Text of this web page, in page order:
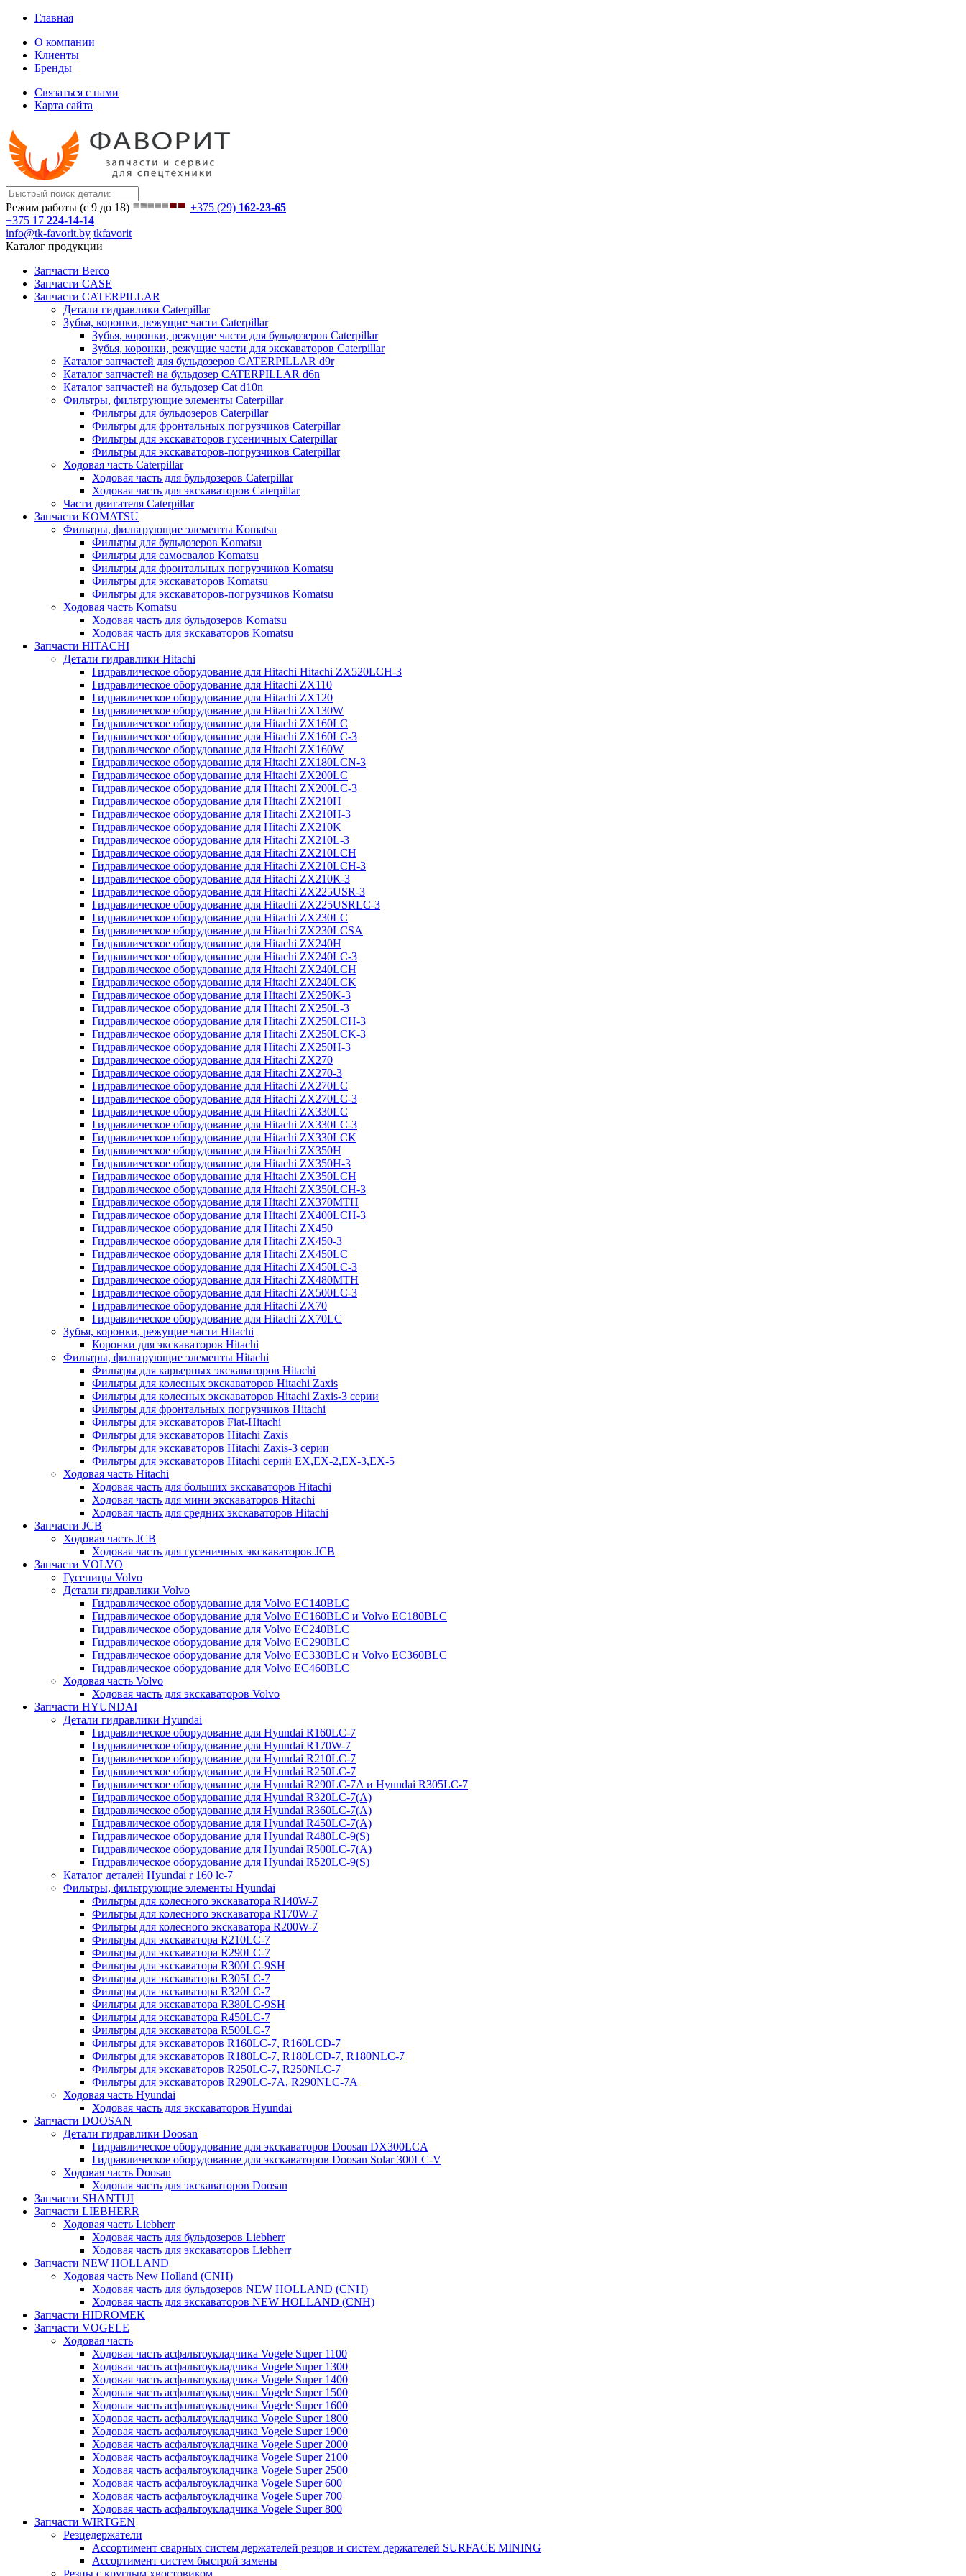
Главная
О компании
Клиенты
Бренды
Связаться с нами
Карта сайта
Режим работы (с 9 до 18) +375 (29) 162-23-65
+375 17 224-14-14
info@tk-favorit.by tkfavorit
Каталог продукции
Запчасти Berco
Запчасти CASE
Запчасти CATERPILLAR
Детали гидравлики Caterpillar
Зубья, коронки, режущие части Caterpillar
Зубья, коронки, режущие части для бульдозеров Caterpillar
Зубья, коронки, режущие части для экскаваторов Caterpillar
Каталог запчастей для бульдозеров CATERPILLAR d9r
Каталог запчастей на бульдозер CATERPILLAR d6n
Каталог запчастей на бульдозер Сat d10n
Фильтры, фильтрующие элементы Caterpillar
Фильтры для бульдозеров Caterpillar
Фильтры для фронтальных погрузчиков Caterpillar
Фильтры для экскаваторов гусеничных Caterpillar
Фильтры для экскаваторов-погрузчиков Caterpillar
Ходовая часть Caterpillar
Ходовая часть для бульдозеров Caterpillar
Ходовая часть для экскаваторов Caterpillar
Части двигателя Caterpillar
Запчасти KOMATSU
Фильтры, фильтрующие элементы Komatsu
Фильтры для бульдозеров Komatsu
Фильтры для самосвалов Komatsu
Фильтры для фронтальных погрузчиков Komatsu
Фильтры для экскаваторов Komatsu
Фильтры для экскаваторов-погрузчиков Komatsu
Ходовая часть Komatsu
Ходовая часть для бульдозеров Komatsu
Ходовая часть для экскаваторов Komatsu
Запчасти HITACHI
Детали гидравлики Hitachi
Гидравлическое оборудование для Hitachi Hitachi ZX520LCH-3
Гидравлическое оборудование для Hitachi ZX110
Гидравлическое оборудование для Hitachi ZX120
Гидравлическое оборудование для Hitachi ZX130W
Гидравлическое оборудование для Hitachi ZX160LC
Гидравлическое оборудование для Hitachi ZX160LC-3
Гидравлическое оборудование для Hitachi ZX160W
Гидравлическое оборудование для Hitachi ZX180LCN-3
Гидравлическое оборудование для Hitachi ZX200LC
Гидравлическое оборудование для Hitachi ZX200LC-3
Гидравлическое оборудование для Hitachi ZX210H
Гидравлическое оборудование для Hitachi ZX210H-3
Гидравлическое оборудование для Hitachi ZX210K
Гидравлическое оборудование для Hitachi ZX210L-3
Гидравлическое оборудование для Hitachi ZX210LCH
Гидравлическое оборудование для Hitachi ZX210LCH-3
Гидравлическое оборудование для Hitachi ZX210К-3
Гидравлическое оборудование для Hitachi ZX225USR-3
Гидравлическое оборудование для Hitachi ZX225USRLC-3
Гидравлическое оборудование для Hitachi ZX230LC
Гидравлическое оборудование для Hitachi ZX230LCSA
Гидравлическое оборудование для Hitachi ZX240H
Гидравлическое оборудование для Hitachi ZX240LC-3
Гидравлическое оборудование для Hitachi ZX240LCH
Гидравлическое оборудование для Hitachi ZX240LCK
Гидравлическое оборудование для Hitachi ZX250K-3
Гидравлическое оборудование для Hitachi ZX250L-3
Гидравлическое оборудование для Hitachi ZX250LCH-3
Гидравлическое оборудование для Hitachi ZX250LCK-3
Гидравлическое оборудование для Hitachi ZX250Н-3
Гидравлическое оборудование для Hitachi ZX270
Гидравлическое оборудование для Hitachi ZX270-3
Гидравлическое оборудование для Hitachi ZX270LC
Гидравлическое оборудование для Hitachi ZX270LC-3
Гидравлическое оборудование для Hitachi ZX330LC
Гидравлическое оборудование для Hitachi ZX330LC-3
Гидравлическое оборудование для Hitachi ZX330LCK
Гидравлическое оборудование для Hitachi ZX350H
Гидравлическое оборудование для Hitachi ZX350H-3
Гидравлическое оборудование для Hitachi ZX350LCH
Гидравлическое оборудование для Hitachi ZX350LCH-3
Гидравлическое оборудование для Hitachi ZX370MTH
Гидравлическое оборудование для Hitachi ZX400LCH-3
Гидравлическое оборудование для Hitachi ZX450
Гидравлическое оборудование для Hitachi ZX450-3
Гидравлическое оборудование для Hitachi ZX450LC
Гидравлическое оборудование для Hitachi ZX450LC-3
Гидравлическое оборудование для Hitachi ZX480MTH
Гидравлическое оборудование для Hitachi ZX500LC-3
Гидравлическое оборудование для Hitachi ZX70
Гидравлическое оборудование для Hitachi ZX70LC
Зубья, коронки, режущие части Hitachi
Коронки для экскаваторов Hitachi
Фильтры, фильтрующие элементы Hitachi
Фильтры для карьерных экскаваторов Hitachi
Фильтры для колесных экскаваторов Hitachi Zaxis
Фильтры для колесных экскаваторов Hitachi Zaxis-3 серии
Фильтры для фронтальных погрузчиков Hitachi
Фильтры для экскаваторов Fiat-Hitachi
Фильтры для экскаваторов Hitachi Zaxis
Фильтры для экскаваторов Hitachi Zaxis-3 серии
Фильтры для экскаваторов Hitachi серий EX,EX-2,EX-3,EX-5
Ходовая часть Hitachi
Ходовая часть для больших экскаваторов Hitachi
Ходовая часть для мини экскаваторов Hitachi
Ходовая часть для средних экскаваторов Hitachi
Запчасти JCB
Ходовая часть JCB
Ходовая часть для гусеничных экскаваторов JCB
Запчасти VOLVO
Гусеницы Volvo
Детали гидравлики Volvo
Гидравлическое оборудование для Volvo EC140BLC
Гидравлическое оборудование для Volvo EC160BLC и Volvo EC180BLC
Гидравлическое оборудование для Volvo EC240BLC
Гидравлическое оборудование для Volvo EC290BLC
Гидравлическое оборудование для Volvo EC330BLC и Volvo EC360BLC
Гидравлическое оборудование для Volvo EC460BLC
Ходовая часть Volvo
Ходовая часть для экскаваторов Volvo
Запчасти HYUNDAI
Детали гидравлики Hyundai
Гидравлическое оборудование для Hyundai R160LC-7
Гидравлическое оборудование для Hyundai R170W-7
Гидравлическое оборудование для Hyundai R210LC-7
Гидравлическое оборудование для Hyundai R250LC-7
Гидравлическое оборудование для Hyundai R290LC-7A и Hyundai R305LC-7
Гидравлическое оборудование для Hyundai R320LC-7(A)
Гидравлическое оборудование для Hyundai R360LC-7(A)
Гидравлическое оборудование для Hyundai R450LC-7(A)
Гидравлическое оборудование для Hyundai R480LC-9(S)
Гидравлическое оборудование для Hyundai R500LC-7(A)
Гидравлическое оборудование для Hyundai R520LC-9(S)
Каталог деталей Hyundai r 160 lc-7
Фильтры, фильтрующие элементы Hyundai
Фильтры для колесного экскаватора R140W-7
Фильтры для колесного экскаватора R170W-7
Фильтры для колесного экскаватора R200W-7
Фильтры для экскаватора R210LC-7
Фильтры для экскаватора R290LC-7
Фильтры для экскаватора R300LC-9SH
Фильтры для экскаватора R305LC-7
Фильтры для экскаватора R320LC-7
Фильтры для экскаватора R380LC-9SH
Фильтры для экскаватора R450LC-7
Фильтры для экскаватора R500LC-7
Фильтры для экскаваторов R160LC-7, R160LCD-7
Фильтры для экскаваторов R180LC-7, R180LCD-7, R180NLC-7
Фильтры для экскаваторов R250LC-7, R250NLC-7
Фильтры для экскаваторов R290LC-7A, R290NLC-7A
Ходовая часть Hyundai
Ходовая часть для экскаваторов Hyundai
Запчасти DOOSAN
Детали гидравлики Doosan
Гидравлическое оборудование для экскаваторов Doosan DX300LCA
Гидравлическое оборудование для экскаваторов Doosan Solar 300LC-V
Ходовая часть Doosan
Ходовая часть для экскаваторов Doosan
Запчасти SHANTUI
Запчасти LIEBHERR
Ходовая часть Liebherr
Ходовая часть для бульдозеров Liebherr
Ходовая часть для экскаваторов Liebherr
Запчасти NEW HOLLAND
Ходовая часть New Holland (CNH)
Ходовая часть для бульдозеров NEW HOLLAND (CNH)
Ходовая часть для экскаваторов NEW HOLLAND (CNH)
Запчасти HIDROMEK
Запчасти VOGELE
Ходовая часть
Ходовая часть асфальтоукладчика Vogele Super 1100
Ходовая часть асфальтоукладчика Vogele Super 1300
Ходовая часть асфальтоукладчика Vogele Super 1400
Ходовая часть асфальтоукладчика Vogele Super 1500
Ходовая часть асфальтоукладчика Vogele Super 1600
Ходовая часть асфальтоукладчика Vogele Super 1800
Ходовая часть асфальтоукладчика Vogele Super 1900
Ходовая часть асфальтоукладчика Vogele Super 2000
Ходовая часть асфальтоукладчика Vogele Super 2100
Ходовая часть асфальтоукладчика Vogele Super 2500
Ходовая часть асфальтоукладчика Vogele Super 600
Ходовая часть асфальтоукладчика Vogele Super 700
Ходовая часть асфальтоукладчика Vogele Super 800
Запчасти WIRTGEN
Резцедержатели
Ассортимент сварных систем держателей резцов и систем держателей SURFACE MINING
Ассортимент систем быстрой замены
Резцы с круглым хвостовиком